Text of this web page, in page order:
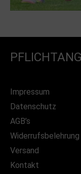
Impressum
Datenschutz
AGB’s
Widerrufsbelehrung
Versand
Kontakt